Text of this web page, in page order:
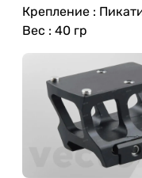
Крепление :
Вес : 40 гр